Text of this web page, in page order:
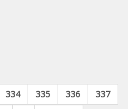
VACANCE:
334 335 336
337